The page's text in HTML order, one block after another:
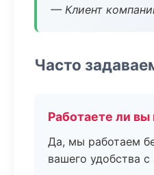
— Клиент
Часто
Работаете ли
Да, мы работаем
вашего удобства